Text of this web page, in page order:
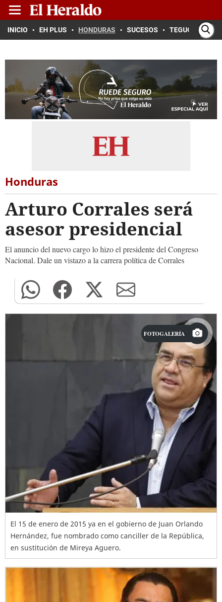
INICIO EH PLUS HONDURAS SUCESOS TEGUCIGALPA
Honduras
Arturo Corrales será
asesor presidencial
El anuncio del nuevo cargo lo hizo el presidente del Congreso
Nacional. Dale un vistazo a la carrera política de Corrales
FOTOGALERÍA
El 15 de enero de 2015 ya en el gobierno de Juan Orlando
Hernández, fue nombrado como canciller de la República,
en sustitución de Mireya Aguero.